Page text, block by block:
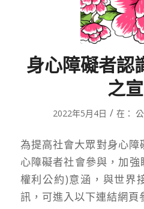
身心障礙者認
之
2022年5月4日 / 在：
為提高社會大眾對身心
心障礙者社會參與，加強
權利公約)意涵，與世界
訊，可進入以下連結網頁